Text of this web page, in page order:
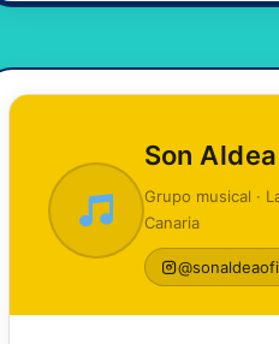
Son Aldea
Grupo musical ·
Canaria